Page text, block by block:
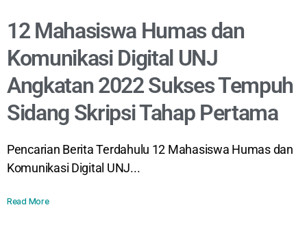
12 Mahasiswa Humas dan
Komunikasi Digital UNJ
Angkatan 2022 Sukses Tempuh
Sidang Skripsi Tahap Pertama
Pencarian Berita Terdahulu 12 Mahasiswa Humas dan
Komunikasi Digital UNJ...
Read More